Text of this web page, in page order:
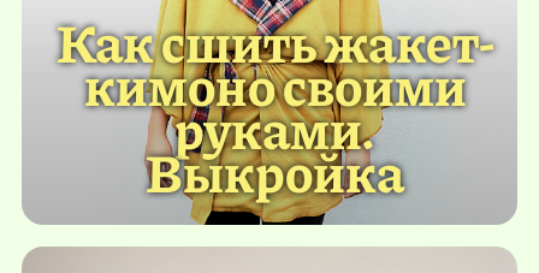
Как сшить жакет-
кимоно своими
руками.
Выкройка